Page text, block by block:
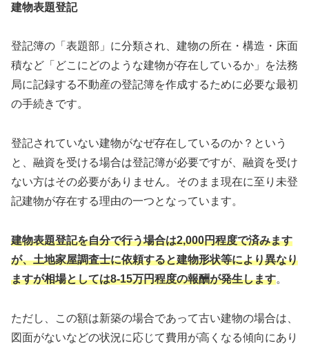
建物表題登記
登記簿の「表題部」に分類され、建物の所在・構造・床面
積など「どこにどのような建物が存在しているか」を法務
局に記録する不動産の登記簿を作成するために必要な最初
の手続きです。
登記されていない建物がなぜ存在しているのか？という
と、融資を受ける場合は登記簿が必要ですが、融資を受け
ない方はその必要がありません。そのまま現在に至り未登
記建物が存在する理由の一つとなっています。
建物表題登記を自分で行う場合は2,000円程度で済みます
が、土地家屋調査士に依頼すると建物形状等により異なり
ますが相場としては8-15万円程度の報酬が発生します。
ただし、この額は新築の場合であって古い建物の場合は、
図面がないなどの状況に応じて費用が高くなる傾向にあり